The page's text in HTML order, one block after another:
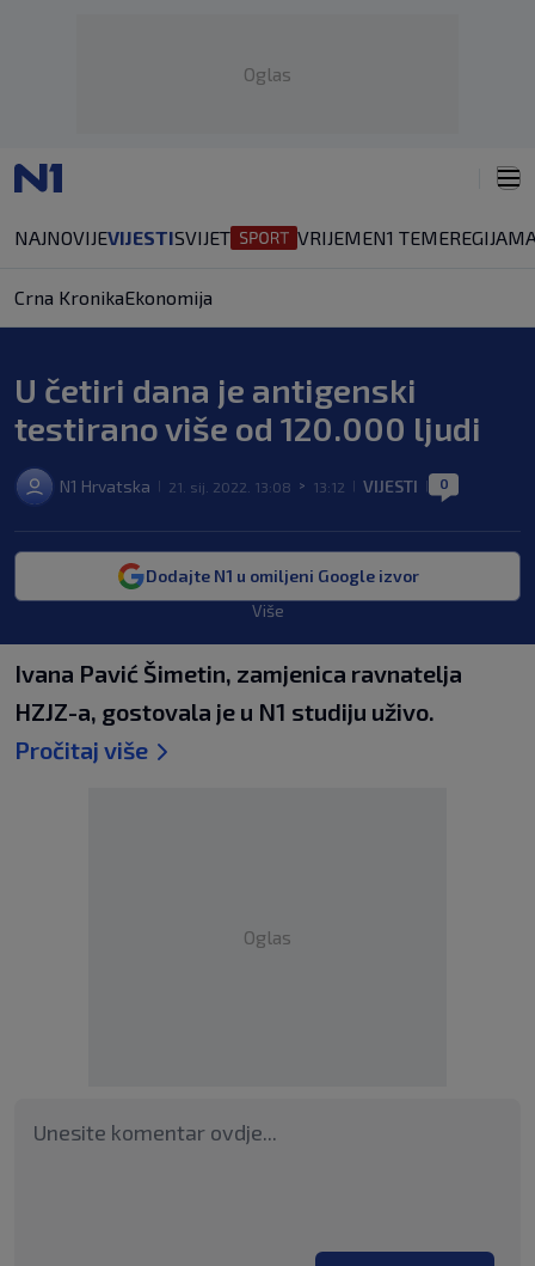
Oglas
NAJNOVIJEVIJESTISVIJET VRIJEMEN1 TEMEREGIJA
Crna KronikaEkonomija
U četiri dana je antigenski
testirano više od 120.000 ljudi
N1 Hrvatska 21. sij. 2022. 13:08 > 13:12 VIJESTI 0
Dodajte N1 u omiljeni Google izvor
Više
Ivana Pavić Šimetin, zamjenica ravnatelja
HZJZ-a, gostovala je u N1 studiju uživo.
Pročitaj više
Oglas